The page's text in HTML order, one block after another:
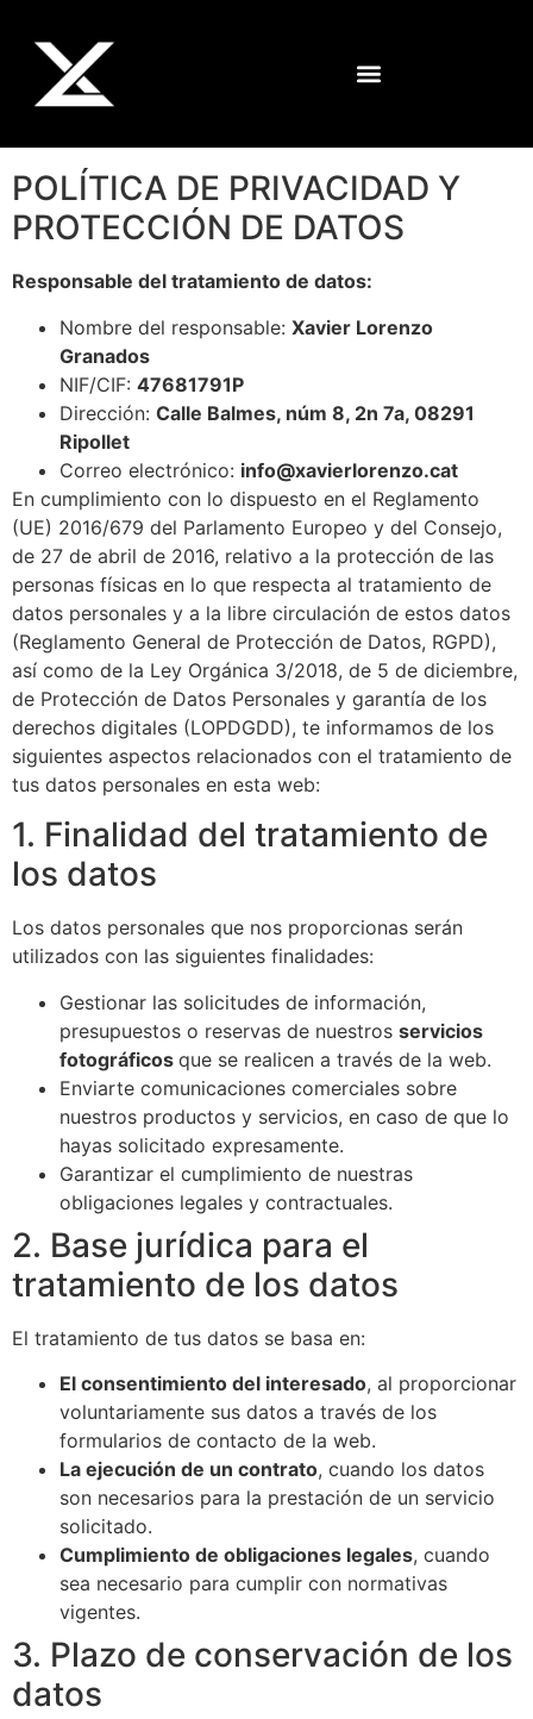
POLÍTICA DE PRIVACIDAD Y
PROTECCIÓN DE DATOS
Responsable del tratamiento de datos:
Nombre del responsable: Xavier Lorenzo
Granados
NIF/CIF: 47681791P
Dirección: Calle Balmes, núm 8, 2n 7a, 08291
Ripollet
Correo electrónico: info@xavierlorenzo.cat
En cumplimiento con lo dispuesto en el Reglamento
(UE) 2016/679 del Parlamento Europeo y del Consejo,
de 27 de abril de 2016, relativo a la protección de las
personas físicas en lo que respecta al tratamiento de
datos personales y a la libre circulación de estos datos
(Reglamento General de Protección de Datos, RGPD),
así como de la Ley Orgánica 3/2018, de 5 de diciembre,
de Protección de Datos Personales y garantía de los
derechos digitales (LOPDGDD), te informamos de los
siguientes aspectos relacionados con el tratamiento de
tus datos personales en esta web:
1. Finalidad del tratamiento de
los datos
Los datos personales que nos proporcionas serán
utilizados con las siguientes finalidades:
Gestionar las solicitudes de información,
presupuestos o reservas de nuestros servicios
fotográficos que se realicen a través de la web.
Enviarte comunicaciones comerciales sobre
nuestros productos y servicios, en caso de que lo
hayas solicitado expresamente.
Garantizar el cumplimiento de nuestras
obligaciones legales y contractuales.
2. Base jurídica para el
tratamiento de los datos
El tratamiento de tus datos se basa en:
El consentimiento del interesado, al proporcionar
voluntariamente sus datos a través de los
formularios de contacto de la web.
La ejecución de un contrato, cuando los datos
son necesarios para la prestación de un servicio
solicitado.
Cumplimiento de obligaciones legales, cuando
sea necesario para cumplir con normativas
vigentes.
3. Plazo de conservación de los
datos